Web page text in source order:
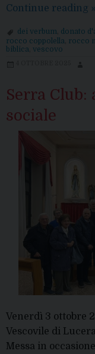
Continue reading »
dei verbum donato
rocco coppolella rocco
biblica vescovo
Serra Club:
sociale
Venerdì 3 ottobre
Vescovile di
Messa in